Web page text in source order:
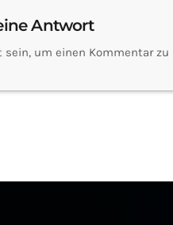
Antwort
sein, um einen Kommentar zu